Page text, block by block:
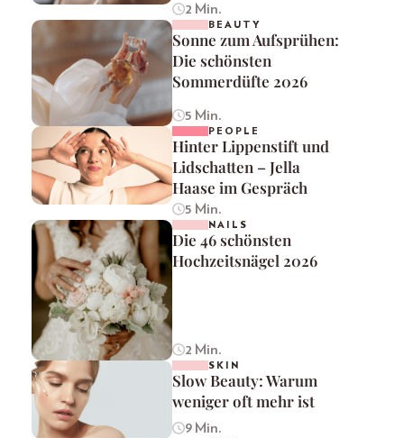
2 Min.
BEAUTY
Sonne zum Aufsprühen:
Die schönsten
Sommerdüfte 2026
5 Min.
PEOPLE
Hinter Lippenstift und
Lidschatten – Jella
Haase im Gespräch
5 Min.
NAILS
Die 46 schönsten
Hochzeitsnägel 2026
2 Min.
SKIN
Slow Beauty: Warum
weniger oft mehr ist
9 Min.